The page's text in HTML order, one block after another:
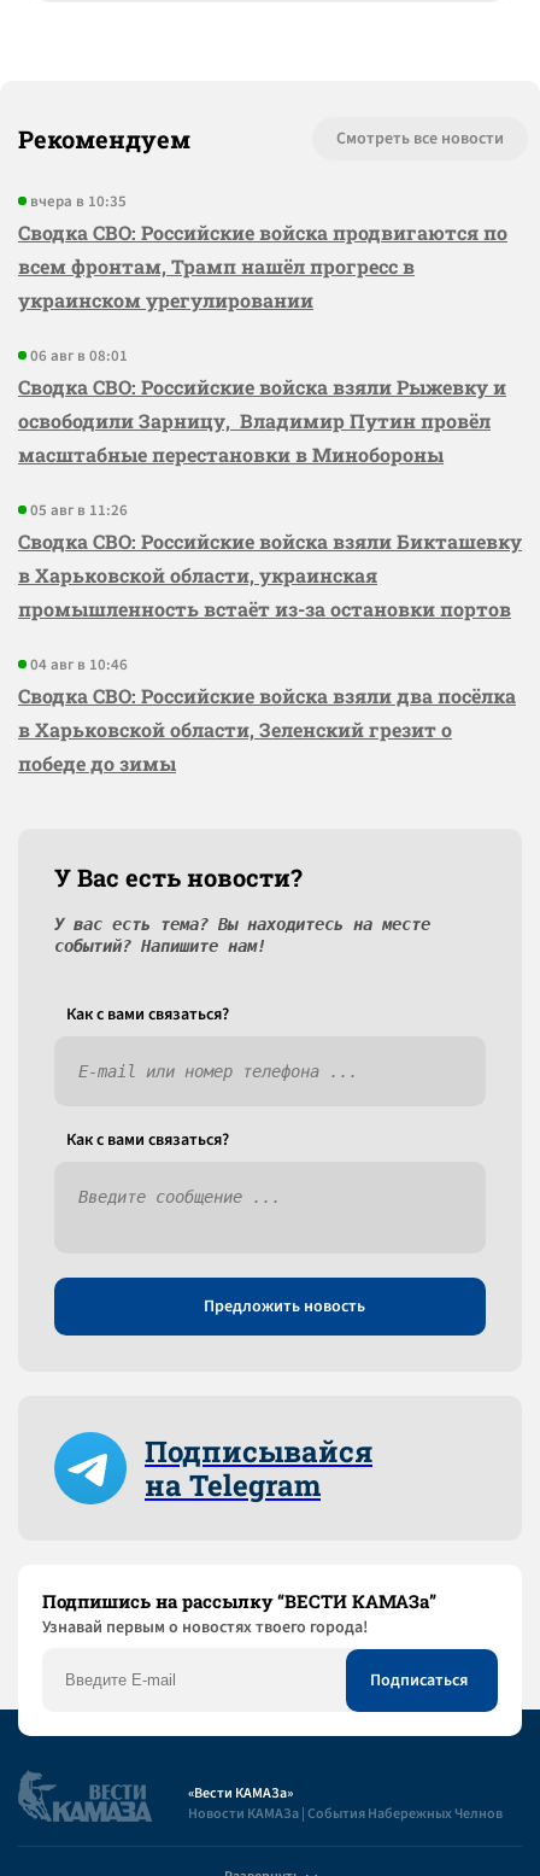
Рекомендуем Смотреть все новости
вчера в 10:35
Сводка СВО: Российские войска продвигаются по
всем фронтам, Трамп нашёл прогресс в
украинском урегулировании
06 авг в 08:01
Сводка СВО: Российские войска взяли Рыжевку и
освободили Зарницу, Владимир Путин провёл
масштабные перестановки в Минобороны
05 авг в 11:26
Сводка СВО: Российские войска взяли Бикташевку
в Харьковской области, украинская
промышленность встаёт из-за остановки портов
04 авг в 10:46
Сводка СВО: Российские войска взяли два посёлка
в Харьковской области, Зеленский грезит о
победе до зимы
У Вас есть новости?
У вас есть тема? Вы находитесь на месте
событий? Напишите нам!
Как c вами связаться?
Как c вами связаться?
Предложить новость
Подписывайся
на Telegram
Подпишись на рассылку “ВЕСТИ КАМАЗа”
Узнaвай первым о новостях твоего города!
«Вести КАМАЗа»
Новости КАМАЗа | События Набережных Челнов